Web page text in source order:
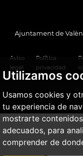
Utilizamos
Usamos cookies y
tu experiencia de
mostrarte
adecuados, para
comprender de
Ajuntament de
Aviso
legal
Política
privacidad